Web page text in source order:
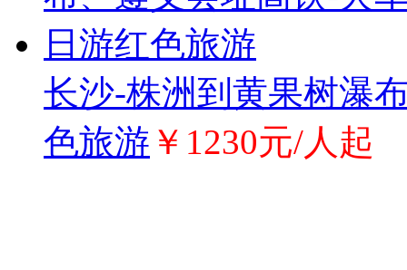
长沙-株洲到黄果树瀑
色旅游 ￥1230元/人起